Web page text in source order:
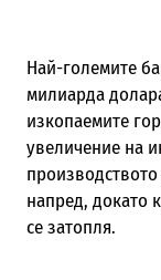
Най-големите
милиарда
изкопаемите
увеличение на
напред, докато
се затопля.